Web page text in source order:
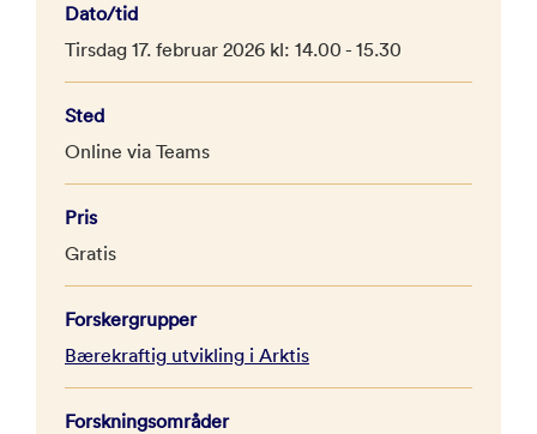
Dato/tid
Tirsdag 17. februar 2026 kl: 14.00 - 15.30
Sted
Online via Teams
Pris
Gratis
Forskergrupper
Bærekraftig utvikling i Arktis
Forskningsområder